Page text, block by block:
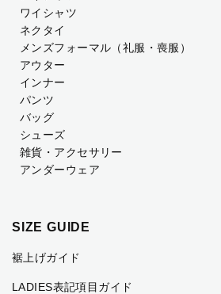
ワイシャツ
ネクタイ
メンズフォーマル （礼服・喪服）
アウター
インナー
パンツ
バッグ
シューズ
雑貨・アクセサリー
アンダーウェア
SIZE GUIDE
裾上げガイド
LADIES表記項目ガイド